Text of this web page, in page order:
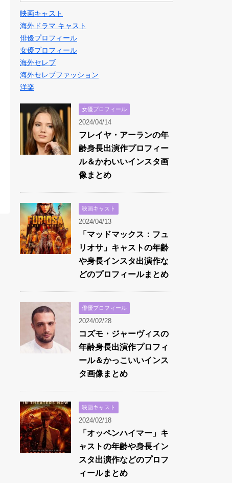
映画キャスト
海外ドラマ キャスト
俳優プロフィール
女優プロフィール
海外セレブ
海外セレブファッション
洋楽
女優プロフィール
2024/04/14
フレイヤ・アーランの年
齢身長出演作プロフィー
ル＆かわいいインスタ画
像まとめ
映画キャスト
2024/04/13
「マッドマックス：フュ
リオサ」キャストの年齢
や身長インスタ出演作な
どのプロフィールまとめ
俳優プロフィール
2024/02/28
コズモ・ジャーヴィスの
年齢身長出演作プロフィ
ール＆かっこいいインス
タ画像まとめ
映画キャスト
2024/02/18
「オッペンハイマー」キ
ャストの年齢や身長イン
スタ出演作などのプロフ
ィールまとめ